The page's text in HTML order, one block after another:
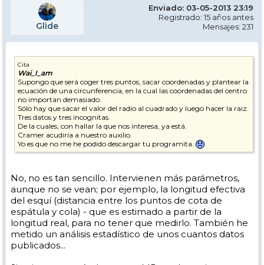
Glide
Enviado: 03-05-2013 23:19
Registrado: 15 años antes
Mensajes: 231
Cita
Wai_I_am
Supongo que será coger tres puntos, sacar coordenadas y plantear la
ecuación de una circunferencia, en la cual las coordenadas del centro
no importan demasiado.
Sólo hay que sacar el valor del radio al cuadrado y luego hacer la raiz.
Tres datos y tres incognitas.
De la cuales, con hallar la que nos interesa, ya está.
Cramer acudiría a nuestro auxilio.
Yo es que no me he podido descargar tu programita.
No, no es tan sencillo. Intervienen más parámetros,
aunque no se vean; por ejemplo, la longitud efectiva
del esquí (distancia entre los puntos de cota de
espátula y cola) - que es estimado a partir de la
longitud real, para no tener que medirlo. También he
metido un análisis estadístico de unos cuantos datos
publicados...